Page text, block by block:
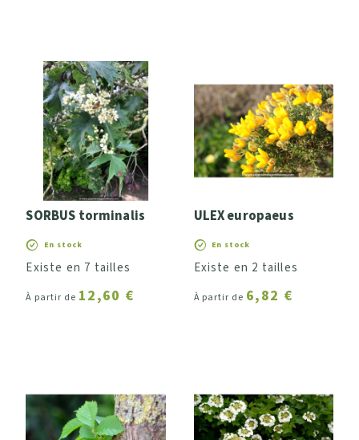
SORBUS torminalis
En stock
Existe en 7 tailles
À partir de 12,60 €
ULEX europaeus
En stock
Existe en 2 tailles
À partir de 6,82 €